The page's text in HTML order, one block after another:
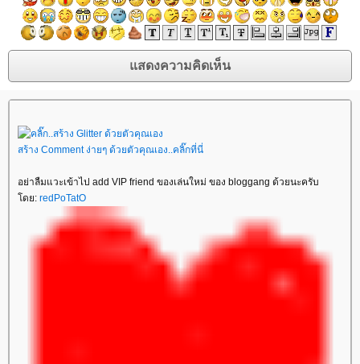
สร้าง Comment ง่ายๆ ด้วยตัวคุณเอง..คลิ๊กที่นี่
อย่าลืมแวะเข้าไป add VIP friend ของเล่นใหม่ ของ bloggang ด้วยนะครับ
ดย: redPoTatO